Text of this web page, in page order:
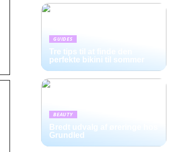
GUIDES
Tre tips til at finde den
perfekte bikini til sommer
BEAUTY
Bredt udvalg af øreringe hos
Grundled